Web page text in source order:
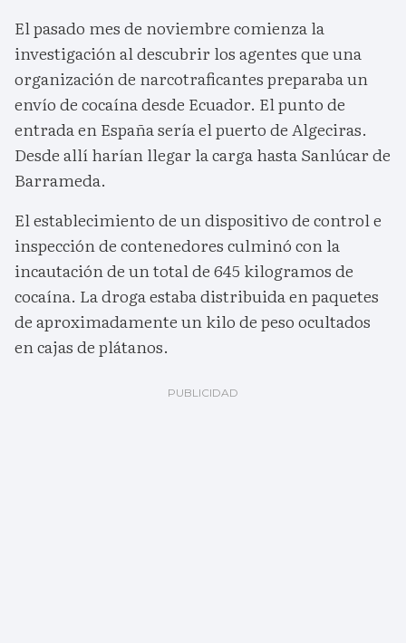
El pasado mes de noviembre comienza la
investigación al descubrir los agentes que una
organización de narcotraficantes preparaba un
envío de cocaína desde Ecuador. El punto de
entrada en España sería el puerto de Algeciras.
Desde allí harían llegar la carga hasta Sanlúcar de
Barrameda.
El establecimiento de un dispositivo de control e
inspección de contenedores culminó con la
incautación de un total de 645 kilogramos de
cocaína. La droga estaba distribuida en paquetes
de aproximadamente un kilo de peso ocultados
en cajas de plátanos.